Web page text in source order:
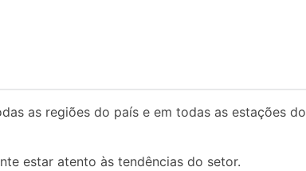
as regiões do país e em todas as estações do
estar atento às tendências do setor.